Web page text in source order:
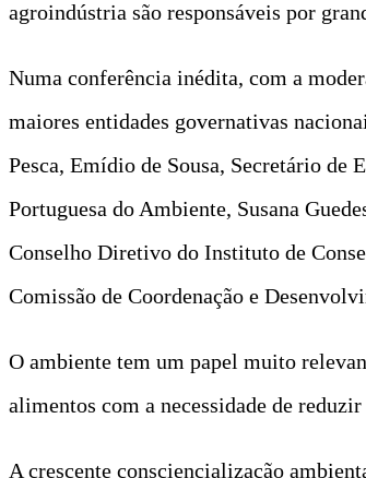
agroindústria são responsáveis por
Numa conferência inédita, com a
maiores entidades governativas
Pesca, Emídio de Sousa, Secretário de
Portuguesa do Ambiente, Susana
Conselho Diretivo do Instituto de
Comissão de Coordenação e
O ambiente tem um papel muito
alimentos com a necessidade de
A crescente consciencialização